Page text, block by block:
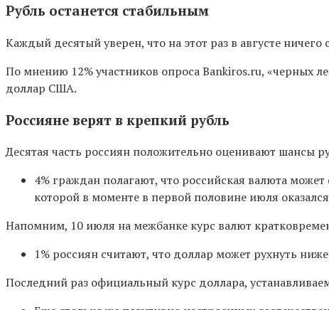
Рубль останется стабильным
Каждый десятый уверен, что на этот раз в августе ничего
По мнению 12% участников опроса Bankiros.ru, «черных
доллар США.
Россияне верят в крепкий рубль
Десятая часть россиян положительно оценивают шансы
4% граждан полагают, что российская валюта
которой в моменте в первой половине июля
Напомним, 10 июля на межбанке курс валют
1% россиян считают, что доллар может рухнуть
Последний раз официальный курс доллара,